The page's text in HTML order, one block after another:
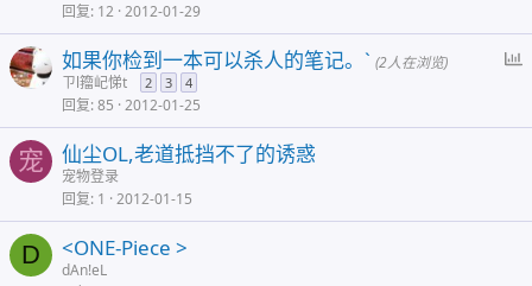
回复 12 2012-01-29
如果你检到一本可以杀人的笔记。` (2人在浏览)
ㄗl籀屺悌t 2 3 4
回复 85 2012-01-25
宠 仙尘OL,老道抵挡不了的诱惑
宠物登录
回复 1 2012-01-15
D <ONE-Piece >
dAn!eL